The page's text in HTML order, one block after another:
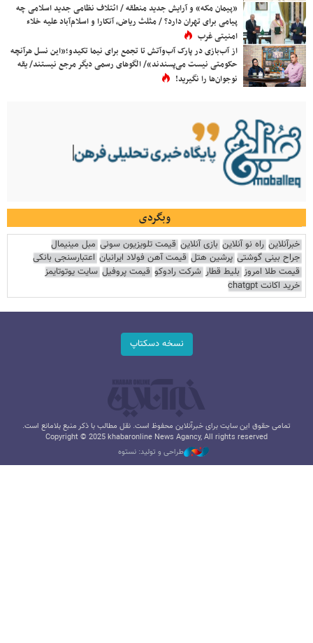
«پیمان مکه» و آرایش جدید منطقه / ائتلاف نظامی جدید اسلامی چه
پیامی برای تهران دارد؟ / مثلث ریاض، آنکارا و اسلام‌آباد علیه خلاء
امنیتی غرب
از آب‌بازی در پارک آب‌وآتش تا تجمع برای نیما تکیدو؛«این نسل هرآنچه
حکومتی نیست می‌پسندند»/ الگوهای رسمی دیگر مرجع نیستند/ یقه
نوجوان‌ها را نگیرید!
وبگردی
خبرآنلاین راه نو آنلاین بازی آنلاین قیمت تلویزیون سونی مبل مینیمال
جراح بینی گوشتی پرشین هتل قیمت آهن فولاد ایرانیان اعتبارسنجی بانکی
قیمت طلا امروز بلیط قطار شرکت رادوکو قیمت پروفیل سایت یوتوتایمز
خرید اکانت chatgpt
نسخه دسکتاپ
تمامی حقوق این سایت برای خبرآنلاین محفوظ است. نقل مطالب با ذکر منبع بلامانع است.
Copyright © 2025 khabaronline News Agancy, All rights reserved
طراحی و تولید: نستوه